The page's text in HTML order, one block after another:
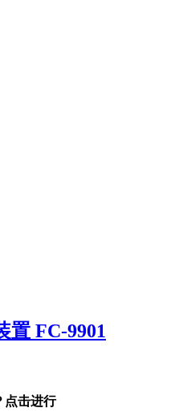
置 FC-9901
点击进行